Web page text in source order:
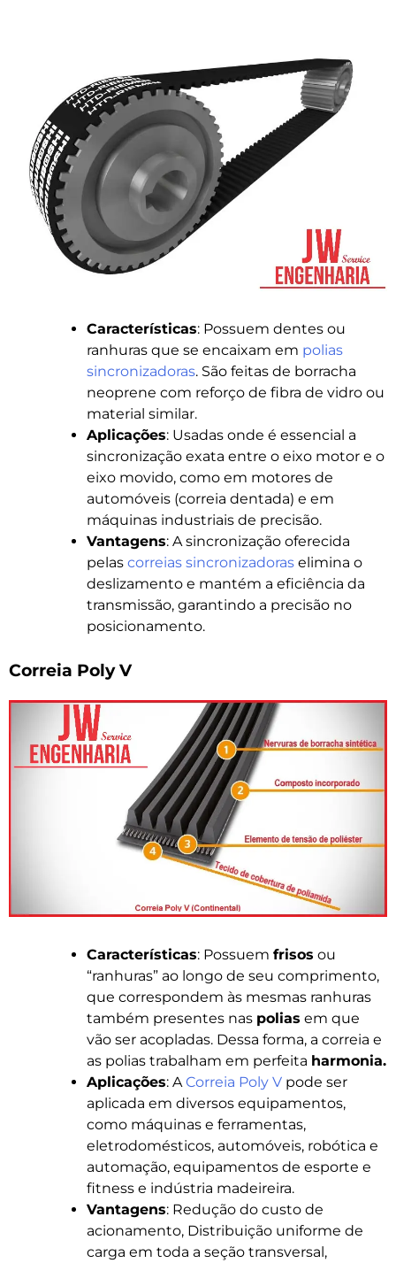
Características: Possuem dentes ou
ranhuras que se encaixam em polias
sincronizadoras. São feitas de borracha
neoprene com reforço de fibra de vidro ou
material similar.
Aplicações: Usadas onde é essencial a
sincronização exata entre o eixo motor e o
eixo movido, como em motores de
automóveis (correia dentada) e em
máquinas industriais de precisão.
Vantagens: A sincronização oferecida
pelas correias sincronizadoras elimina o
deslizamento e mantém a eficiência da
transmissão, garantindo a precisão no
posicionamento.
Correia Poly V
Características: Possuem frisos ou
“ranhuras” ao longo de seu comprimento,
que correspondem às mesmas ranhuras
também presentes nas polias em que
vão ser acopladas. Dessa forma, a correia e
as polias trabalham em perfeita harmonia.
Aplicações: A Correia Poly V pode ser
aplicada em diversos equipamentos,
como máquinas e ferramentas,
eletrodomésticos, automóveis, robótica e
automação, equipamentos de esporte e
fitness e indústria madeireira.
Vantagens: Redução do custo de
acionamento, Distribuição uniforme de
carga em toda a seção transversal,